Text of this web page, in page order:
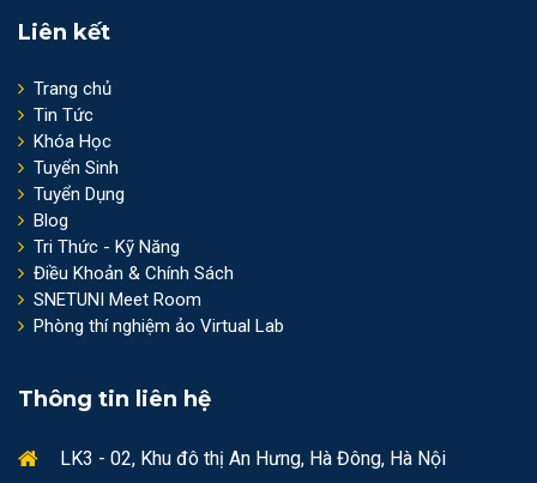
Liên kết
Trang chủ
Tin Tức
Khóa Học
Tuyển Sinh
Tuyển Dụng
Blog
Tri Thức - Kỹ Năng
Điều Khoản & Chính Sách
SNETUNI Meet Room
Phòng thí nghiệm ảo Virtual Lab
Thông tin liên hệ
LK3 - 02, Khu đô thị An Hưng, Hà Đông, Hà Nội